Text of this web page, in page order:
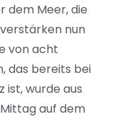
dem Meer, die
nun
von acht
das bereits bei
wurde aus
auf dem